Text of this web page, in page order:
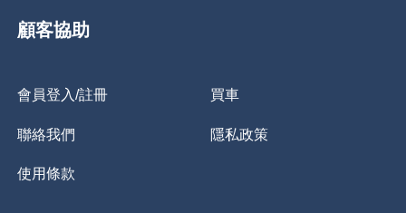
顧客協助
會員登入/註冊 買車
聯絡我們 隱私政策
使用條款